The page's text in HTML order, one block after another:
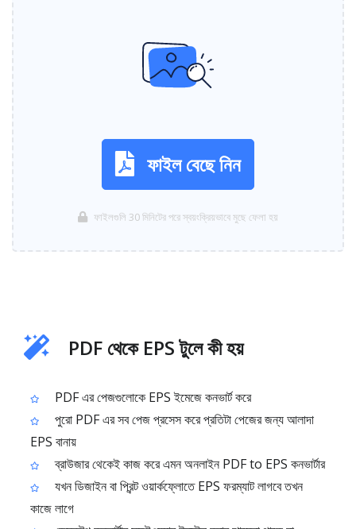
ফাইল বেছে নিন
ফাইলগুলি 30 মিনিটের পরে স্বয়ংক্রিয়ভাবে মুছে ফেলা হয়
PDF থেকে EPS টুলে কী হয়
PDF এর পেজগুলোকে EPS ইমেজে কনভার্ট করে
পুরো PDF এর সব পেজ প্রসেস করে প্রতিটা পেজের জন্য আলাদা
EPS বানায়
ব্রাউজার থেকেই কাজ করে এমন অনলাইন PDF to EPS কনভার্টার
যখন ডিজাইন বা প্রিন্ট ওয়ার্কফ্লোতে EPS ফরম্যাট লাগবে তখন
কাজে লাগে